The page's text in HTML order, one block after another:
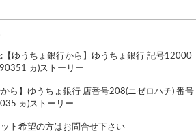
ゆうちょ銀行から】ゆうちょ銀行 記号12000
ヵ)ストーリー
から】ゆうちょ銀行 店番号208(ニゼロハチ) 番号
ヵ)ストーリー
ト希望の方はお問合せ下さい